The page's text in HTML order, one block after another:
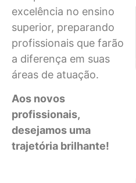
excelência no ensino
superior, preparando
profissionais que farão
a diferença em suas
áreas de atuação.
Aos novos
profissionais,
desejamos uma
trajetória brilhante!